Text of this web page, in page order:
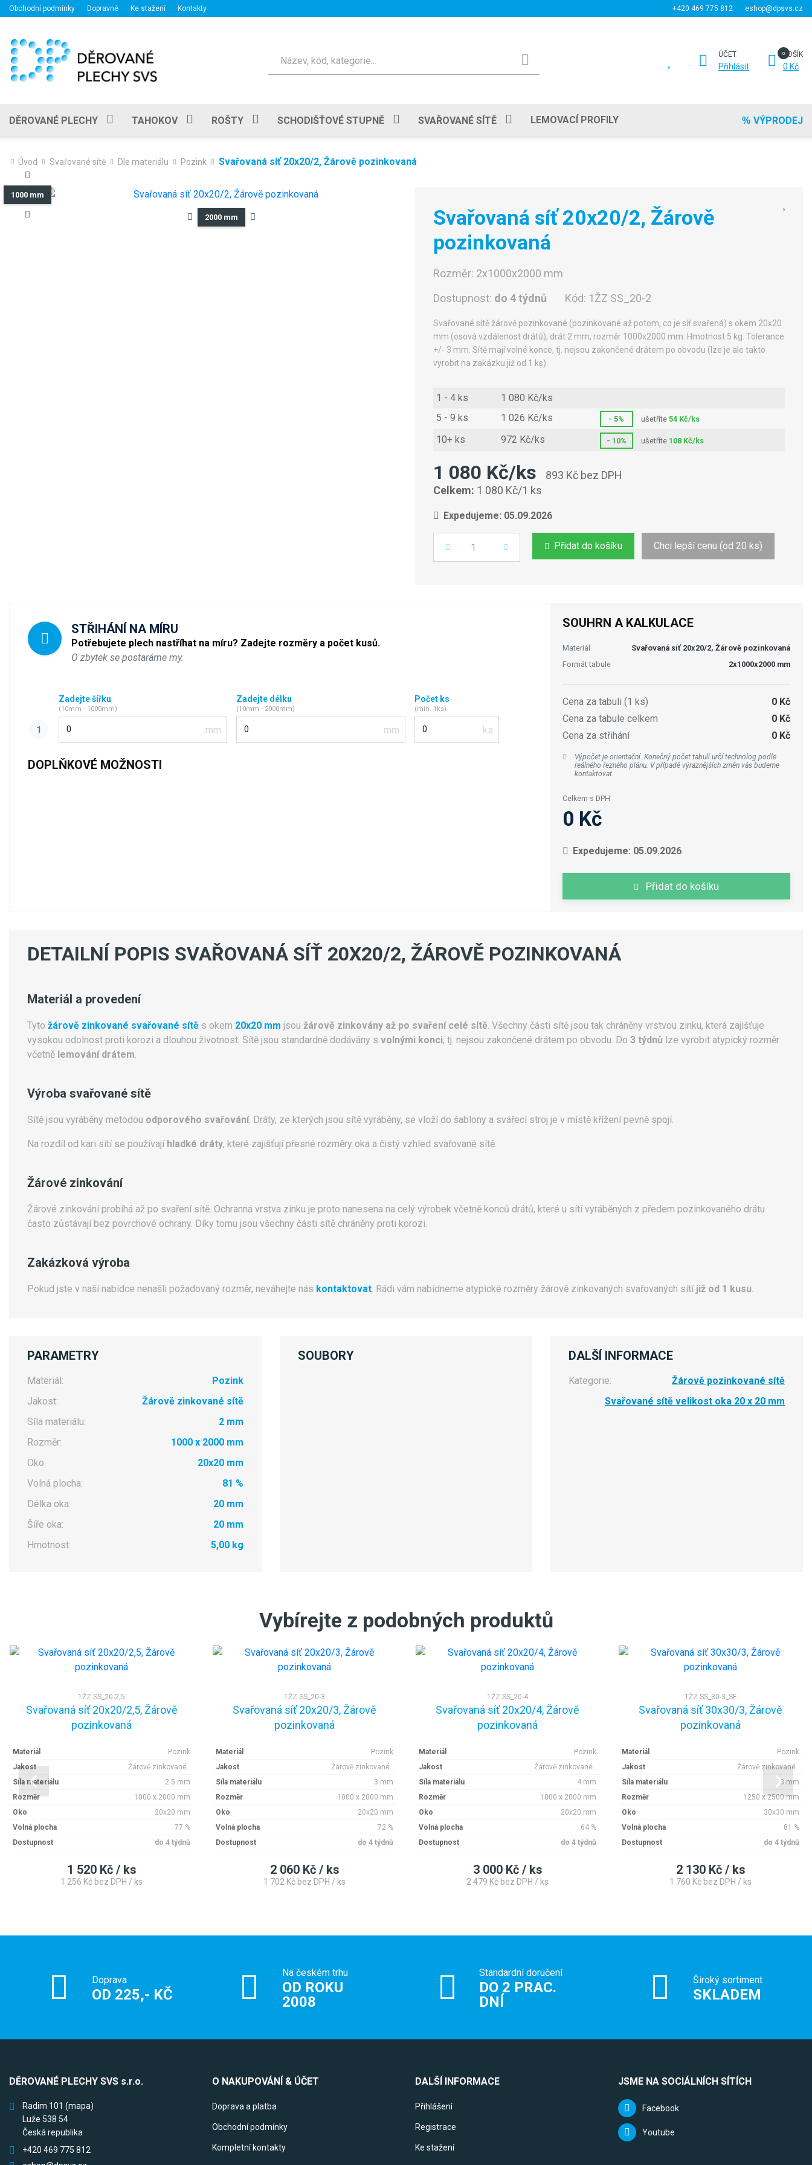
Obchodní podmínky Dopravné Ke stažení Kontakty +420 469 775 812 eshop@dpsvs.cz
ÚČET
Přihlásit
KOŠÍK
0 Kč
DĚROVANÉ PLECHY TAHOKOV ROŠTY SCHODIŠŤOVÉ STUPNĚ SVAŘOVANÉ SÍTĚ LEMOVACÍ PROFILY VÝPRODEJ
Úvod Svařované sítě Dle materiálu Pozink Svařovaná síť 20x20/2, Žárově pozinkovaná
1000 mm
2000 mm
Svařovaná síť 20x20/2, Žárově
pozinkovaná
Rozměr: 2x1000x2000 mm
Dostupnost: do 4 týdnů Kód: 1ŽZ SS_20-2
Svařované sítě žárově pozinkované (pozinkované až potom, co je síť svařená) s okem 20x20
mm (osová vzdálenost drátů), drát 2 mm, rozměr 1000x2000 mm. Hmotnost 5 kg. Tolerance
+/- 3 mm. Sítě mají volné konce, tj. nejsou zakončené drátem po obvodu (lze je ale takto
vyrobit na zakázku již od 1 ks).
1 - 4 ks
1 080 Kč/ks
5 - 9 ks
1 026 Kč/ks - 5% ušetříte 54 Kč/ks
10+ ks 972 Kč/ks - 10% ušetříte 108 Kč/ks
1 080 Kč/ks
893 Kč bez DPH
Celkem: 1 080 Kč/1 ks
Expedujeme: 05.09.2026
Počet
Přidat do košíku Chci lepší cenu (od 20 ks)
STŘIHÁNÍ NA MÍRU
Potřebujete plech nastříhat na míru? Zadejte rozměry a počet kusů.
O zbytek se postaráme my.
Zadejte šířku
(10mm - 1000mm)
Zadejte délku
(10mm - 2000mm)
Počet ks
(min. 1ks)
DOPLŇKOVÉ MOŽNOSTI
SOUHRN A KALKULACE
Materiál
Svařovaná síť 20x20/2, Žárově pozinkovaná
Formát tabule
2x1000x2000 mm
Cena za tabuli (1 ks)
0 Kč
Cena za tabule celkem
0 Kč
Cena za střihání
0 Kč
Výpočet je orientační. Konečný počet tabulí určí technolog podle
reálného řezného plánu. V případě výraznějších změn vás budeme
kontaktovat.
Celkem s DPH
0 Kč
Expedujeme: 05.09.2026
Přidat do košíku
DETAILNÍ POPIS SVAŘOVANÁ SÍŤ 20X20/2, ŽÁROVĚ POZINKOVANÁ
Materiál a provedení
Tyto žárově zinkované svařované sítě s okem 20x20 mm jsou žárově zinkovány až po svaření celé sítě. Všechny části sítě jsou tak chráněny vrstvou zinku, která zajišťuje
vysokou odolnost proti korozi a dlouhou životnost. Sítě jsou standardně dodávány s volnými konci, tj. nejsou zakončené drátem po obvodu. Do 3 týdnů lze vyrobit atypický rozměr
včetně lemování drátem.
Výroba svařované sítě
Sítě jsou vyráběny metodou odporového svařování. Dráty, ze kterých jsou sítě vyráběny, se vloží do šablony a svářecí stroj je v místě křížení pevně spojí.
Na rozdíl od kari sítí se používají hladké dráty, které zajišťují přesné rozměry oka a čistý vzhled svařované sítě.
Žárové zinkování
Žárové zinkování probíhá až po svaření sítě. Ochranná vrstva zinku je proto nanesena na celý výrobek včetně konců drátů, které u sítí vyráběných z předem pozinkovaného drátu
často zůstávají bez povrchové ochrany. Díky tomu jsou všechny části sítě chráněny proti korozi.
Zakázková výroba
Pokud jste v naší nabídce nenašli požadovaný rozměr, neváhejte nás kontaktovat. Rádi vám nabídneme atypické rozměry žárově zinkovaných svařovaných sítí již od 1 kusu.
PARAMETRY
Materiál:
Pozink
Jakost:
Žárově zinkované sítě
Síla materiálu:
2 mm
Rozměr:
1000 x 2000 mm
Oko:
20x20 mm
Volná plocha:
81 %
Délka oka:
20 mm
Šíře oka:
20 mm
Hmotnost:
5,00 kg
SOUBORY DALŠÍ INFORMACE
Kategorie:
Žárově pozinkované sítě
Svařované sítě velikost oka 20 x 20 mm
Vybírejte z podobných produktů
1ŽZ SS_20-2,5
Svařovaná síť 20x20/2,5, Žárově
pozinkovaná
Materiál
Pozink
Jakost
Žárově zinkované..
Síla materiálu
2.5 mm
Rozměr
1000 x 2000 mm
Oko
20x20 mm
Volná plocha
77 %
Dostupnost
do 4 týdnů
1 520 Kč / ks
1 256 Kč bez DPH / ks
1ŽZ SS_20-3
Svařovaná síť 20x20/3, Žárově
pozinkovaná
Materiál
Pozink
Jakost
Žárově zinkované..
Síla materiálu
3 mm
Rozměr
1000 x 2000 mm
Oko
20x20 mm
Volná plocha
72 %
Dostupnost
do 4 týdnů
2 060 Kč / ks
1 702 Kč bez DPH / ks
1ŽZ SS_20-4
Svařovaná síť 20x20/4, Žárově
pozinkovaná
Materiál
Pozink
Jakost
Žárově zinkované..
Síla materiálu
4 mm
Rozměr
1000 x 2000 mm
Oko
20x20 mm
Volná plocha
64 %
Dostupnost
do 4 týdnů
3 000 Kč / ks
2 479 Kč bez DPH / ks
1ŽZ SS_30-3_SF
Svařovaná síť 30x30/3, Žárově
pozinkovaná
Materiál
Pozink
Jakost
Žárově zinkované..
Síla materiálu
3 mm
Rozměr
1250 x 2500 mm
Oko
30x30 mm
Volná plocha
81 %
Dostupnost
do 4 týdnů
2 130 Kč / ks
1 760 Kč bez DPH / ks
Doprava
OD 225,- KČ
Na českém trhu
OD ROKU
2008
Standardní doručení
DO 2 PRAC.
DNÍ
Široký sortiment
SKLADEM
DĚROVANÉ PLECHY SVS s.r.o.
Radim 101 (mapa)
Luže 538 54
Česká republika
+420 469 775 812
O NAKUPOVÁNÍ & ÚČET
Doprava a platba
Obchodní podmínky
Kompletní kontakty
DALŠÍ INFORMACE
Přihlášení
Registrace
Ke stažení
JSME NA SOCIÁLNÍCH SÍTÍCH
Facebook
Youtube